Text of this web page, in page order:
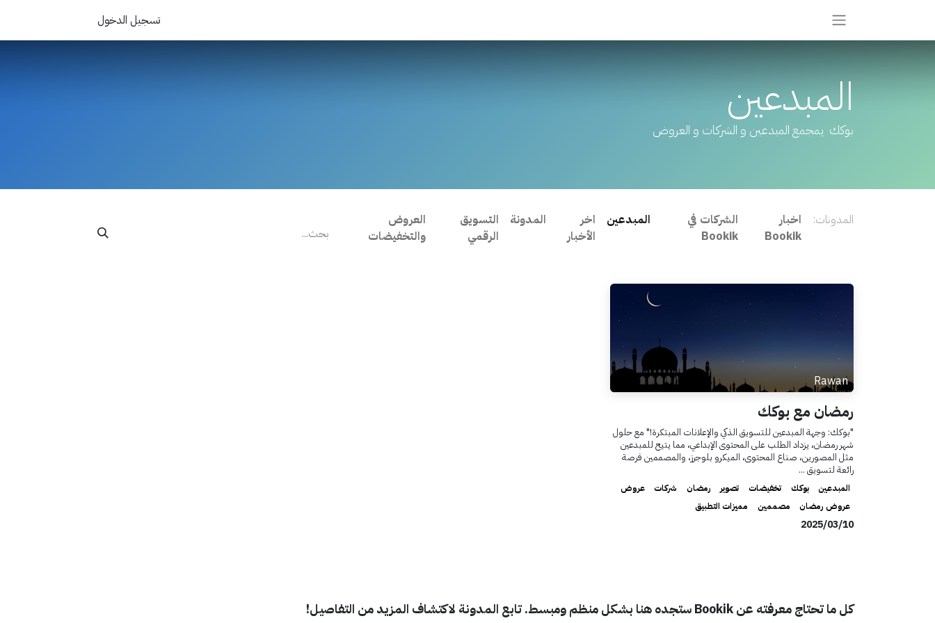
تسجيل الدخول
المبدعين
بوكك يمجمع المبدعين و الشركات و العروض
المدونات:
اخبار
Bookik
الشركات في
Bookik
المبدعين
اخر
الأخبار
المدونة
التسويق
الرقمي
العروض
والتخفيضات
Rawan
رمضان مع بوكك
"بوكك: وجهة المبدعين للتسويق الذكي والإعلانات المبتكرة!" مع حلول
شهر رمضان، يزداد الطلب على المحتوى الإبداعي، مما يتيح للمبدعين
مثل المصورين، صناع المحتوى، الميكرو بلوجرز، والمصممين فرصة
رائعة لتسويق ...
المبدعين بوكك تخفيضات تصوير رمضان شركات
عروض
عروض رمضان
مصممين مميزات التطبيق
10‏/03‏/2025
كل ما تحتاج معرفته عنBookikستجده هنا بشكل منظم ومبسط. تابع المدونة لاكتشاف المزيد من التفاصيل!